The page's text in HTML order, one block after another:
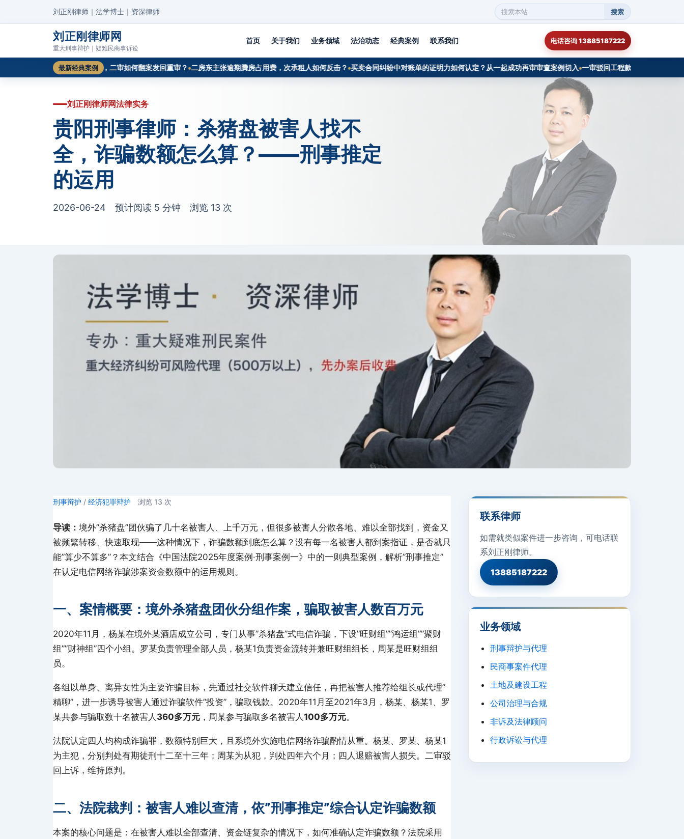
刘正刚律师｜法学博士｜资深律师
搜
索
内
容
搜索
刘正刚律师网
重大刑事辩护｜疑难民商事诉讼
首页 关于我们 业务领域 法治动态 经典案例 联系我们 电话咨询 13885187222
最新经典案例
一审驳回工程款诉请，二审如何翻案发回重审？ 二房东主张逾期腾房占用费，次承租人如何反击？ 买卖合同纠纷中对账单的证明力如何认定？从一起成功再审审查案例切入 一审驳回工程款诉请，二审如何翻案
刘正刚律师网法律实务
贵阳刑事律师：杀猪盘被害人找不
全，诈骗数额怎么算？——刑事推定
的运用
2026-06-24 预计阅读 5 分钟 浏览 13 次
刑事辩护 / 经济犯罪辩护 浏览 13 次
导读： 境外”杀猪盘”团伙骗了几十名被害人、上千万元，但很多被害人分散各地、难以全部找到，资金又
被频繁转移、快速取现——这种情况下，诈骗数额到底怎么算？没有每一名被害人都到案指证，是否就只
能”算少不算多”？本文结合《中国法院2025年度案例·刑事案例一》中的一则典型案例，解析”刑事推定”
在认定电信网络诈骗涉案资金数额中的运用规则。
一、案情概要：境外杀猪盘团伙分组作案，骗取被害人数百万元
2020年11月，杨某在境外某酒店成立公司，专门从事”杀猪盘”式电信诈骗，下设”旺财组””鸿运组””聚财
组””财神组”四个小组。罗某负责管理全部人员，杨某1负责资金流转并兼旺财组组长，周某是旺财组组
员。
各组以单身、离异女性为主要诈骗目标，先通过社交软件聊天建立信任，再把被害人推荐给组长或代理”
精聊”，进一步诱导被害人通过诈骗软件”投资”，骗取钱款。2020年11月至2021年3月，杨某、杨某1、罗
某共参与骗取数十名被害人 360多万元 ，周某参与骗取多名被害人100多万元。
法院认定四人均构成诈骗罪，数额特别巨大，且系境外实施电信网络诈骗酌情从重。杨某、罗某、杨某1
为主犯，分别判处有期徒刑十二至十三年；周某为从犯，判处四年六个月；四人退赔被害人损失。二审驳
回上诉，维持原判。
二、法院裁判：被害人难以查清，依”刑事推定”综合认定诈骗数额
本案的核心问题是：在被害人难以全部查清、资金链复杂的情况下，如何准确认定诈骗数额？法院采用
联系律师
如需就类似案件进一步咨询，可电话联
系刘正刚律师。
13885187222
业务领域
刑事辩护与代理
民商事案件代理
土地及建设工程
公司治理与合规
非诉及法律顾问
行政诉讼与代理